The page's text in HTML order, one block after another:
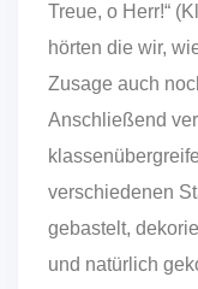
Treue, o Herr!“
hörten die wir,
Zusage auch
Anschließend
verschiedenen
gebastelt,
und natürlich